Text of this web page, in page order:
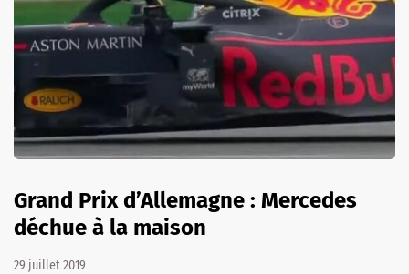
Grand Prix d’Allemagne : Mercedes
déchue à la maison
29 juillet 2019